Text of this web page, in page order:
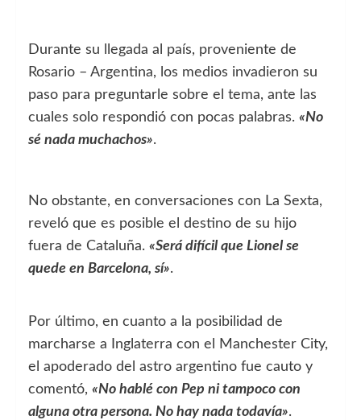
Durante su llegada al país, proveniente de
Rosario – Argentina, los medios invadieron su
paso para preguntarle sobre el tema, ante las
cuales solo respondió con pocas palabras. «No
sé nada muchachos».
No obstante, en conversaciones con La Sexta,
reveló que es posible el destino de su hijo
fuera de Cataluña. «Será difícil que Lionel se
quede en Barcelona, sí».
Por último, en cuanto a la posibilidad de
marcharse a Inglaterra con el Manchester City,
el apoderado del astro argentino fue cauto y
comentó, «No hablé con Pep ni tampoco con
alguna otra persona. No hay nada todavía».